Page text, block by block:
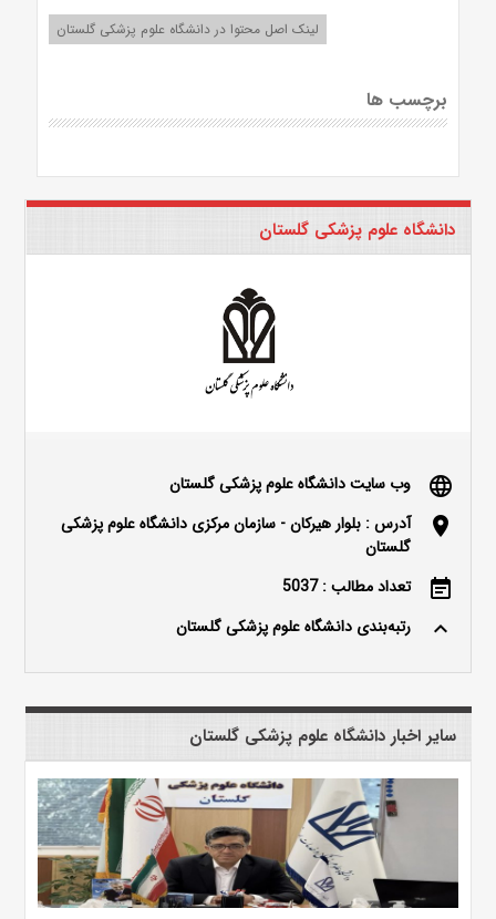
لینک اصل محتوا در دانشگاه علوم پزشکی گلستان
برچسب ها
دانشگاه علوم پزشکی گلستان
language وب سایت دانشگاه علوم پزشکی گلستان
location_on
آدرس : بلوار هیرکان - سازمان مرکزی دانشگاه علوم پزشکی
گلستان
event_note تعداد مطالب : 5037
keyboard_arrow_up رتبه‌بندی دانشگاه علوم پزشکی گلستان
سایر اخبار دانشگاه علوم پزشکی گلستان